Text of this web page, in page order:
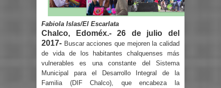
Fabiola Islas/El Escarlata
Chalco, Edoméx.- 26 de julio del
2017- Buscar acciones que mejoren la calidad
de vida de los habitantes chalquenses más
vulnerables es una constante del Sistema
Municipal para el Desarrollo Integral de la
Familia (DIF Chalco), que encabeza la